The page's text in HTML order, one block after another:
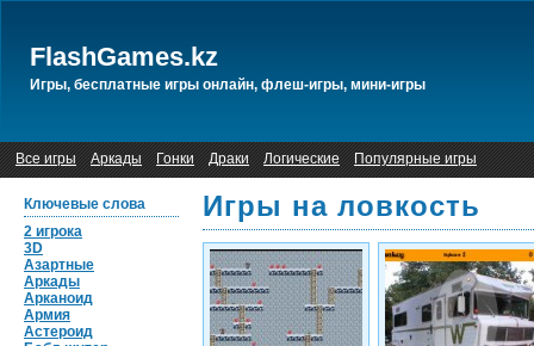
FlashGames.kz
Игры, бесплатные игры онлайн, флеш-игры, мини-игры
Все игры Аркады Гонки Драки Логические Популярные игры
Ключевые слова
2 игрока
3D
Азартные
Аркады
Арканоид
Армия
Астероид
Игры на ловкость